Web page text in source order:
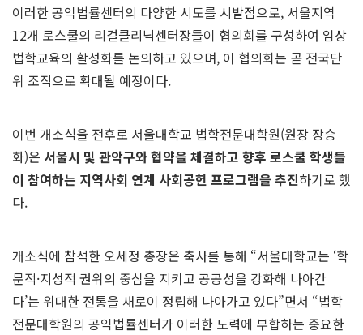
이러한 공익법률센터의 다양한 시도를 시발점으로, 서울지역
12개 로스쿨의 리걸클리닉센터장들이 협의회를 구성하여 임상
법학교육의 활성화를 논의하고 있으며, 이 협의회는 곧 전국단
위 조직으로 확대될 예정이다.
이번 개소식을 전후로 서울대학교 법학전문대학원(원장 장승
화)은 서울시 및 관악구와 협약을 체결하고 향후 로스쿨 학생들
이 참여하는 지역사회 연계 사회공헌 프로그램을 추진하기로 했
다.
개소식에 참석한 오세정 총장은 축사를 통해 “서울대학교는 ‘학
문적·지성적 권위의 중심을 지키고 공공성을 강화해 나아간
다’는 위대한 전통을 새로이 정립해 나아가고 있다”면서 “법학
전문대학원의 공익법률센터가 이러한 노력에 부합하는 중요한